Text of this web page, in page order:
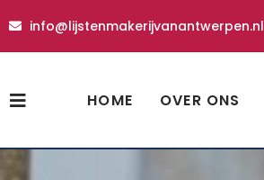
info@lijstenmakerijvanantwerpen.nl
HOME OVER ONS